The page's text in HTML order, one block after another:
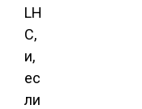
LH
C,
и,
ес
ли